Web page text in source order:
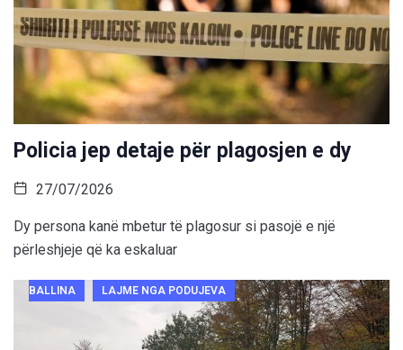
Policia jep detaje për plagosjen e dy
27/07/2026
Dy persona kanë mbetur të plagosur si pasojë e një
përleshjeje që ka eskaluar
BALLINA LAJME NGA PODUJEVA